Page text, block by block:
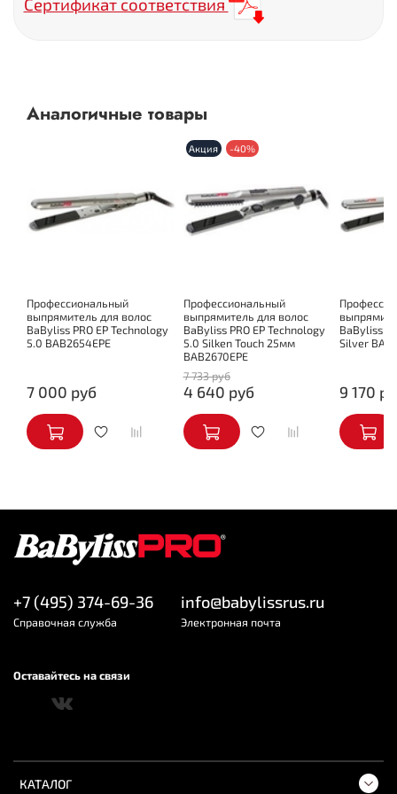
EP Technology 5.0
Габариты и вес
Длина шнура (м) 2,7
Доп. комплект термостойкий коврик
Аналогичные товары
Профессиональный
выпрямитель для волос
BaByliss PRO EP Technology
5.0 BAB2654EPE
7 000 руб
Акция -40%
Профессиональный
выпрямитель для волос
BaByliss PRO EP Technology
5.0 Silken Touch 25мм
BAB2670EPE
7 733 руб
4 640 руб
BaByliss
Silver
9 170
КАТАЛОГ
+7 (495) 374-69-36
Cправочная служба
info@babylissrus.ru
Электронная почта
Оставайтесь на связи